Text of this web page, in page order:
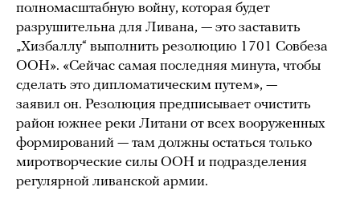
полномасштабную войну, которая будет
разрушительна для Ливана, — это заставить
„Хизбаллу“ выполнить резолюцию 1701 Совбеза
ООН». «Сейчас самая последняя минута, чтобы
сделать это дипломатическим путем», —
заявил он. Резолюция предписывает очистить
район южнее реки Литани от всех вооруженных
формирований — там должны остаться только
миротворческие силы ООН и подразделения
регулярной ливанской армии.